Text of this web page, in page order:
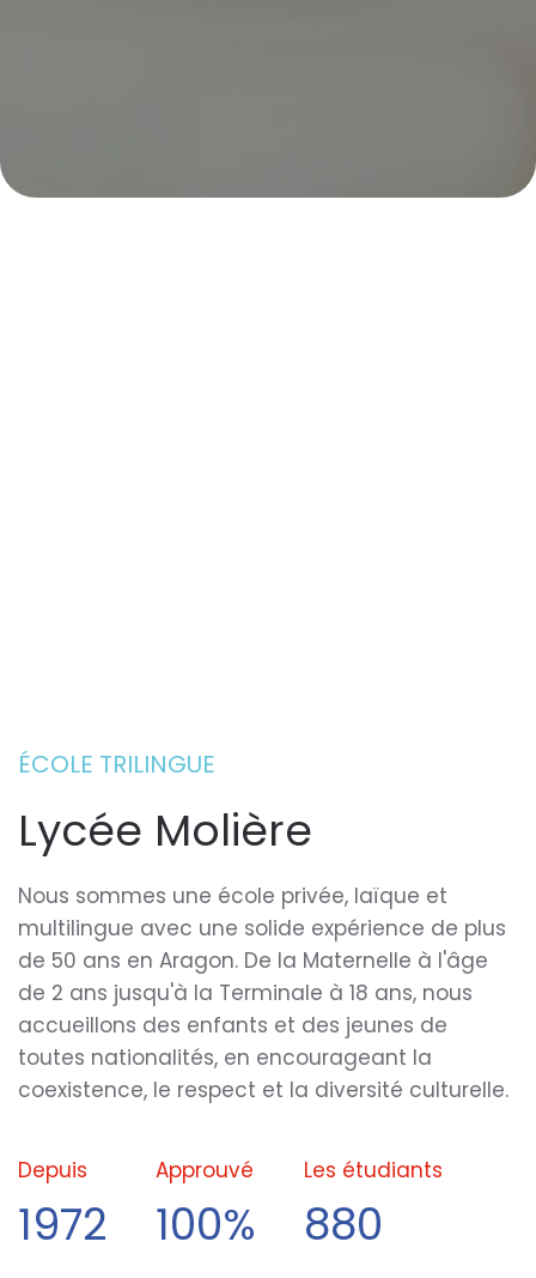
ÉCOLE TRILINGUE
Lycée Molière
Nous sommes une école privée, laïque et
multilingue avec une solide expérience de plus
de 50 ans en Aragon. De la Maternelle à l'âge
de 2 ans jusqu'à la Terminale à 18 ans, nous
accueillons des enfants et des jeunes de
toutes nationalités, en encourageant la
coexistence, le respect et la diversité culturelle.
Depuis
1972
Approuvé
100%
Les étudiants
880